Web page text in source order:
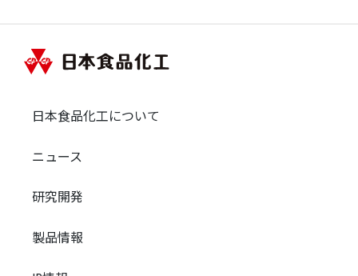
日本食品化工について
ニュース
研究開発
製品情報